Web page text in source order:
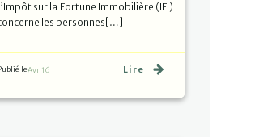
sur la Fortune Immobilière (IFI)
les personnes[…]
leAvr 16 Lire